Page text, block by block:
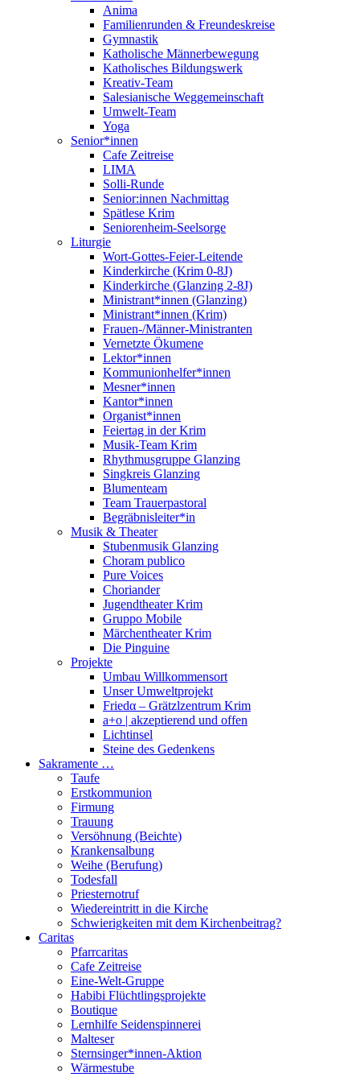
Anima
Familienrunden & Freundeskreise
Gymnastik
Katholische Männerbewegung
Katholisches Bildungswerk
Kreativ-Team
Salesianische Weggemeinschaft
Umwelt-Team
Yoga
Senior*innen
Cafe Zeitreise
LIMA
Solli-Runde
Senior:innen Nachmittag
Spätlese Krim
Seniorenheim-Seelsorge
Liturgie
Wort-Gottes-Feier-Leitende
Kinderkirche (Krim 0-8J)
Kinderkirche (Glanzing 2-8J)
Ministrant*innen (Glanzing)
Ministrant*innen (Krim)
Frauen-/Männer-Ministranten
Vernetzte Ökumene
Lektor*innen
Kommunionhelfer*innen
Mesner*innen
Kantor*innen
Organist*innen
Feiertag in der Krim
Musik-Team Krim
Rhythmusgruppe Glanzing
Singkreis Glanzing
Blumenteam
Team Trauerpastoral
Begräbnisleiter*in
Musik & Theater
Stubenmusik Glanzing
Choram publico
Pure Voices
Choriander
Jugendtheater Krim
Gruppo Mobile
Märchentheater Krim
Die Pinguine
Projekte
Umbau Willkommensort
Unser Umweltprojekt
Friedα – Grätzlzentrum Krim
a+o | akzeptierend und offen
Lichtinsel
Steine des Gedenkens
Sakramente …
Taufe
Erstkommunion
Firmung
Trauung
Versöhnung (Beichte)
Krankensalbung
Weihe (Berufung)
Todesfall
Priesternotruf
Wiedereintritt in die Kirche
Schwierigkeiten mit dem Kirchenbeitrag?
Caritas
Pfarrcaritas
Cafe Zeitreise
Eine-Welt-Gruppe
Habibi Flüchtlingsprojekte
Boutique
Lernhilfe Seidenspinnerei
Malteser
Sternsinger*innen-Aktion
Wärmestube